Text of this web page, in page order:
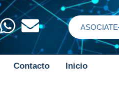
ASOCIATE
Contacto Inicio